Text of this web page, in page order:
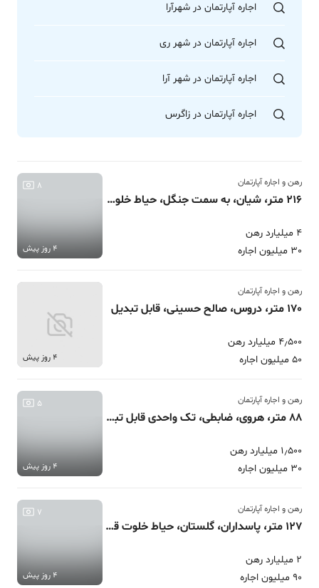
اجاره آپارتمان در شهرآرا
اجاره آپارتمان در شهر ری
اجاره آپارتمان در شهر آرا
اجاره آپارتمان در زاگرس
رهن و اجاره آپارتمان
216 متر، شیان، به سمت جنگل، حیاط خلوت
4 میلیارد رهن
30 میلیون اجاره
8
4 روز پیش
رهن و اجاره آپارتمان
170 متر، دروس، صالح حسینی، قابل تبدیل
4٫500 میلیارد رهن
50 میلیون اجاره
4 روز پیش
رهن و اجاره آپارتمان
88 متر، هروی، ضابطی، تک واحدی قابل تبدیل
1٫500 میلیارد رهن
30 میلیون اجاره
5
4 روز پیش
رهن و اجاره آپارتمان
127 متر، پاسداران، گلستان، حیاط خلوت قابل تبدیل
2 میلیارد رهن
90 میلیون اجاره
7
4 روز پیش